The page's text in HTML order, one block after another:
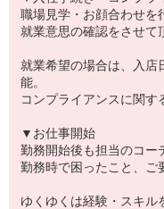
職場見学・お顔合わせを
就業意思の確認をさせて
就業希望の場合は、入店
能。
コンプライアンスに関す
▼お仕事開始
勤務開始後も担当のコー
勤務時で困ったこと、ご
ゆくゆくは経験・スキル